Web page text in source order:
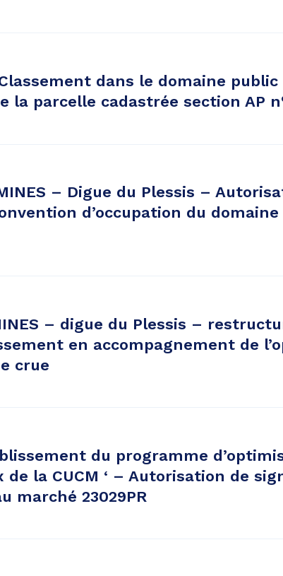
Classement dans le domaine
la parcelle cadastrée section AP
– Digue du Plessis –
d’occupation du
– digue du Plessis –
en accompagnement de
crue
du programme
de la CUCM ‘ – Autorisation de
marché 23029PR